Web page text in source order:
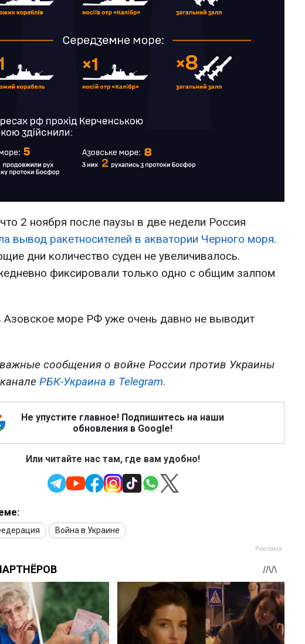
2 ноября после паузы в две недели Россия
вывод ракетносителей в акватории Черного моря.
дни количество суден не увеличивалось.
фиксировали только одно с общим залпом
Азовское море РФ уже очень давно не выводит
сообщения о войне России против Украины
РБК-Украина в Telegram.
Не упустите главное! Подпишитесь на наши
обновления в Google!
Или читайте нас там, где вам удобно!
Война в Украине